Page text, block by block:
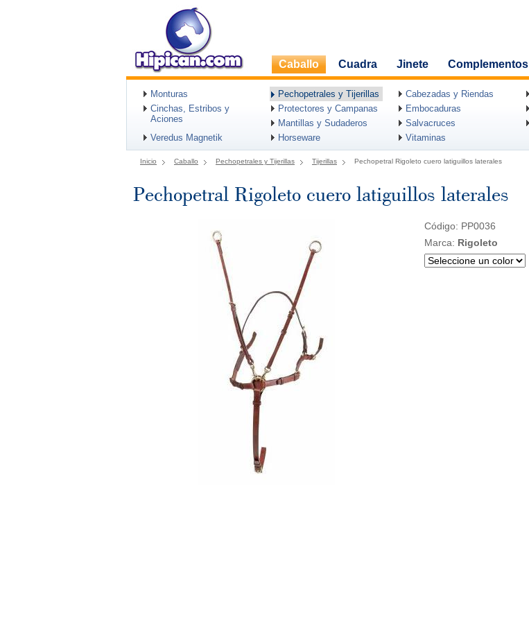
Caballo Cuadra Jinete Complementos
Monturas Pechopetrales y Tijerillas Cabezadas y Riendas
Cinchas, Estribos y
Aciones
Protectores y Campanas Embocaduras
Mantillas y Sudaderos
Salvacruces
Veredus Magnetik
Horseware Vitaminas
Inicio Caballo Pechopetrales y Tijerillas Tijerillas Pechopetral Rigoleto cuero latiguillos laterales
Pechopetral Rigoleto cuero latiguillos laterales
Código: PP0036
Marca: Rigoleto